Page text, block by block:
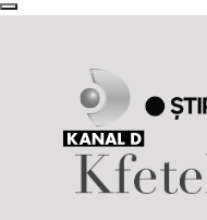
Next
Previous